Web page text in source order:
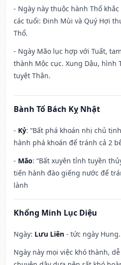
- Ngày này thuộc hành Thổ
các tuổi: Đinh Mùi và Quý Hợi
Thổ.
- Ngày Mão lục hợp với Tuất,
thành Mộc cục. Xung Dậu, hình
tuyệt Thân.
Bành Tổ Bách Kỵ Nhật
- Kỷ: “Bất phá khoán nhị chủ
hành phá khoán để tránh cả 2
- Mão: “Bất xuyên tỉnh tuyền
tiến hành đào giếng nước để
lành
Khổng Minh Lục Diệu
Ngày: Lưu Liên - tức ngày Hung.
Ngày này mọi việc khó thành,